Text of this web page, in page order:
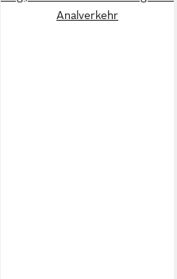
Analverkehr